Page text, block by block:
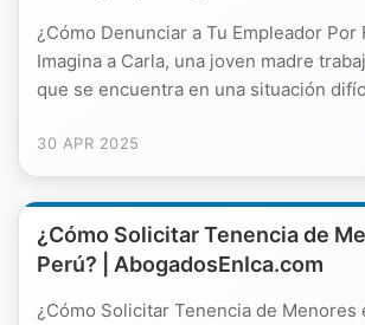
¿Cómo Denunciar a Tu Empleador Por
Imagina a Carla, una joven madre
que se encuentra en una situación
30 APR 2025
¿Cómo Solicitar Tenencia de
Perú? | AbogadosEnIca.com
¿Cómo Solicitar Tenencia de Menores